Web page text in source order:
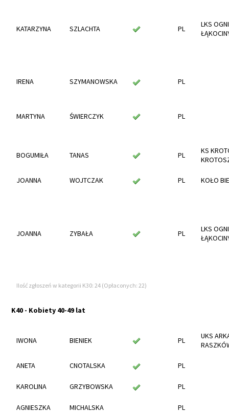
KATARZYNA SZLACHTA PL
LKS
IRENA SZYMANOWSKA PL
MARTYNA ŚWIERCZYK PL
BOGUMIŁA TANAS PL
KS
JOANNA WOJTCZAK PL KOŁO
JOANNA ZYBAŁA PL
LKS
Ilość zgłoszeń w kategorii K30: 24 (Opłaconych: 22)
K40 - Kobiety 40-49 lat
IWONA BIENIEK PL
UKS
ANETA CNOTALSKA PL
KAROLINA GRZYBOWSKA PL
AGNIESZKA MICHALSKA PL